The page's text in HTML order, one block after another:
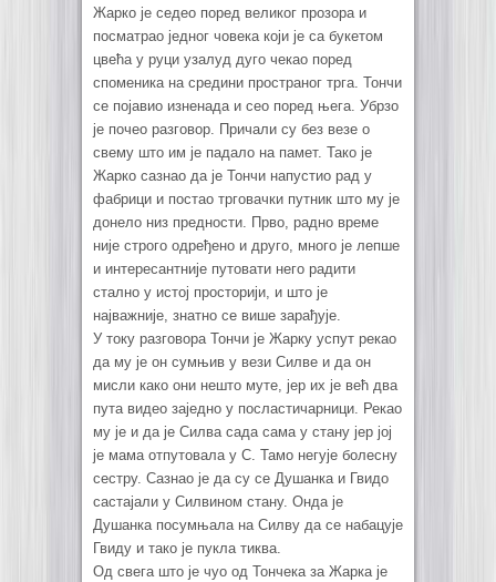
Жарко је седео поред великог прозора и
посматрао једног човека који је са букетом
цвећа у руци узалуд дуго чекао поред
споменика на средини пространог трга. Тончи
се појавио изненада и сео поред њега. Убрзо
је почео разговор. Причали су без везе о
свему што им је падало на памет. Тако је
Жарко сазнао да је Тончи напустио рад у
фабрици и постао трговачки путник што му је
донело низ предности. Прво, радно време
није строго одређено и друго, много је лепше
и интересантније путовати него радити
стално у истој просторији, и што је
најважније, знатно се више зарађује.
У току разговора Тончи је Жарку успут рекао
да му је он сумњив у вези Силве и да он
мисли како они нешто муте, јер их је већ два
пута видео заједно у посластичарници. Рекао
му је и да је Силва сада сама у стану јер јој
је мама отпутовала у С. Тамо негује болесну
сестру. Сазнао је да су се Душанка и Гвидо
састајали у Силвином стану. Онда је
Душанка посумњала на Силву да се набацује
Гвиду и тако је пукла тиква.
Од свега што је чуо од Тончека за Жарка је